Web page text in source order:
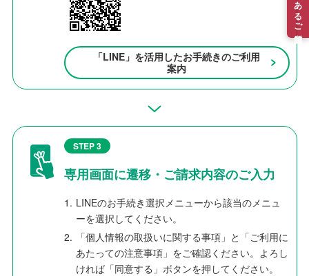
「LINE」を活用したお手続きのご利用
案内
STEP 3
専用画面に遷移・ご請求内容のご入力
1. LINEのお手続き選択メニューから該当のメニュ
ーを選択してください。
2.
「個人情報の取扱いに関する事項」と「ご利用に
あたっての注意事項」をご確認ください。よろし
ければ「同意する」ボタンを押してください。